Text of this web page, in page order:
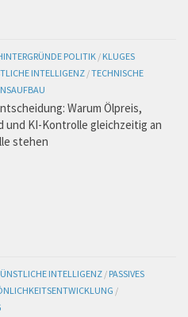
POLITIK / KLUGES
INTELLIGENZ /TECHNISCHE
Warum Ölpreis,
und KI-Kontrolle gleichzeitig an
stehen
INTELLIGENZ / PASSIVES
/